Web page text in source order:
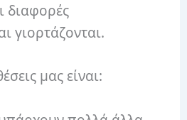
διαφορές
γιορτάζονται.
μας είναι: